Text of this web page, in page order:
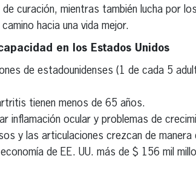
curación, mientras también lucha por
hacia una vida mejor.
en los Estados Unidos
de estadounidenses (1 de cada 5
tienen menos de 65 años.
inflamación ocular y problemas de
y las articulaciones crezcan de manera
de EE. UU. más de $ 156 mil